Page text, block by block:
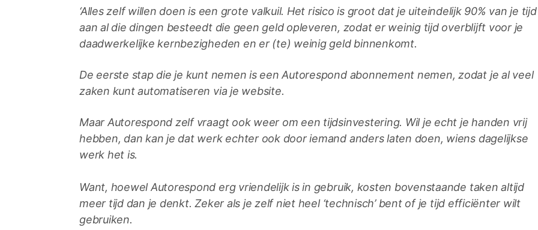
‘Alles zelf willen doen is een grote valkuil. Het risico is groot dat je uiteindelijk 90% van je tijd
aan al die dingen besteedt die geen geld opleveren, zodat er weinig tijd overblijft voor je
daadwerkelijke kernbezigheden en er (te) weinig geld binnenkomt.
De eerste stap die je kunt nemen is een Autorespond abonnement nemen, zodat je al veel
zaken kunt automatiseren via je website.
Maar Autorespond zelf vraagt ook weer om een tijdsinvestering. Wil je echt je handen vrij
hebben, dan kan je dat werk echter ook door iemand anders laten doen, wiens dagelijkse
werk het is.
Want, hoewel Autorespond erg vriendelijk is in gebruik, kosten bovenstaande taken altijd
meer tijd dan je denkt. Zeker als je zelf niet heel ‘technisch’ bent of je tijd efficiënter wilt
gebruiken.